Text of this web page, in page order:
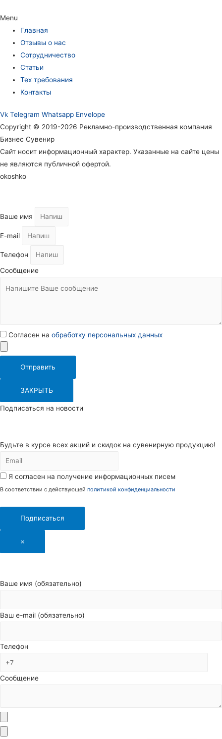
Menu
Главная
Отзывы о нас
Сотрудничество
Статьи
Тех требования
Контакты
Vk Telegram Whatsapp Envelope
Copyright © 2019-2026 Рекламно-производственная компания
Бизнес Сувенир
Сайт носит информационный характер. Указанные на сайте цены
не являются публичной офертой.
okoshko
Ваше имя
E-mail
Телефон
Сообщение
Согласен на обработку персональных данных
Отправить
ЗАКРЫТЬ
Подписаться на новости
Будьте в курсе всех акций и скидок на сувенирную продукцию!
Я согласен на получение информационных писем
В соответствии с действующей политикой конфиденциальности
Подписаться
×
Ваше имя (обязательно)
Ваш e-mail (обязательно)
Телефон
Сообщение